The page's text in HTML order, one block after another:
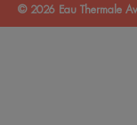
© 2026 Eau Thermale